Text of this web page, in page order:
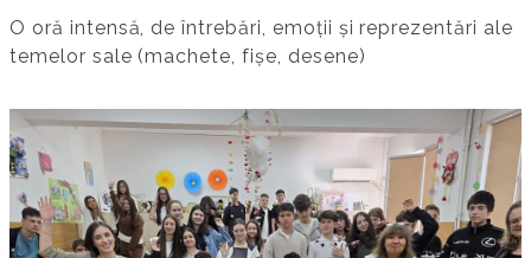
O oră intensă, de întrebări, emoții și reprezentări ale
temelor sale (machete, fișe, desene)